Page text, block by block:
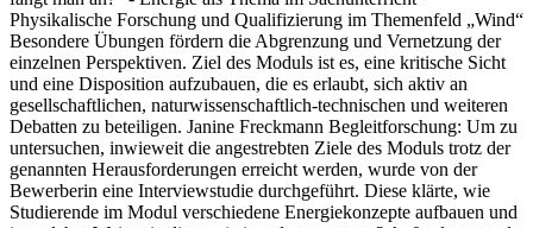
Physikalische Forschung und Qualifizierung im Themenfeld „Wind“
Besondere Übungen fördern die Abgrenzung und Vernetzung der
einzelnen Perspektiven. Ziel des Moduls ist es, eine kritische Sicht
und eine Disposition aufzubauen, die es erlaubt, sich aktiv an
gesellschaftlichen, naturwissenschaftlich-technischen und weiteren
Debatten zu beteiligen. Janine Freckmann Begleitforschung: Um zu
untersuchen, inwieweit die angestrebten Ziele des Moduls trotz der
genannten Herausforderungen erreicht werden, wurde von der
Bewerberin eine Interviewstudie durchgeführt. Diese klärte, wie
Studierende im Modul verschiedene Energiekonzepte aufbauen und